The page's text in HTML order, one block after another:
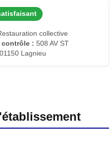
collective
contrôle : 508 AV ST
Lagnieu